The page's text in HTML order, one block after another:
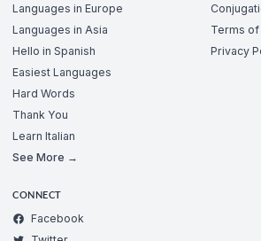
Languages in Europe
Languages in Asia
Hello in Spanish
Easiest Languages
Hard Words
Thank You
Learn Italian
See More →
Terms
Privacy
CONNECT
Facebook